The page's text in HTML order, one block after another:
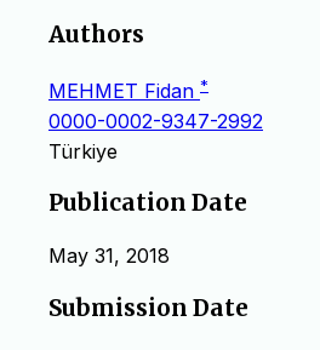
Authors
MEHMET Fidan *
0000-0002-9347-2992
Türkiye
Publication Date
May 31, 2018
Submission Date